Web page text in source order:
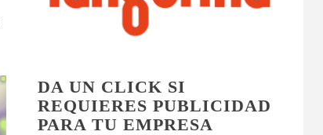
DA UN CLICK SI
REQUIERES PUBLICIDAD
PARA TU EMPRESA